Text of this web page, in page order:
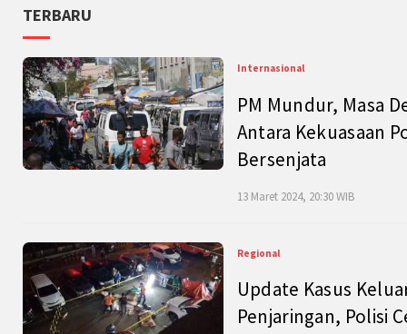
TERBARU
Internasional
PM Mundur, Masa
Antara Kekuasaan
Bersenjata
13 Maret 2024, 20:30 WIB
Regional
Update Kasus
Penjaringan, Polisi